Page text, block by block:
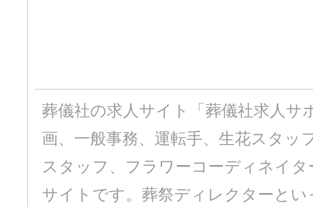
葬儀社の求人サイト「葬儀社求人サ
画、一般事務、運転手、生花スタッ
スタッフ、フラワーコーディネイ
サイトです。葬祭ディレクターと